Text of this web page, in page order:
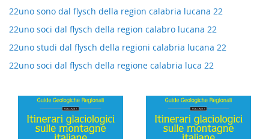
22uno sono dal flysch della region calabria lucana 22
22uno soci dal flysch della region calabro lucana 22
22uno studi dal flysch della regioni calabria lucana 22
22uno soci dal flysch della regione calabria luca 22